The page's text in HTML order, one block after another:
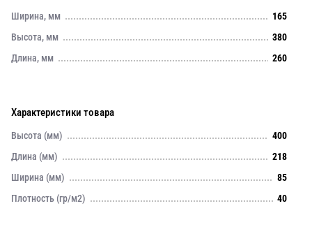
Ширина, мм
165
Высота, мм
380
Длина, мм
260
Характеристики товара
Высота (мм)
400
Длина (мм)
218
Ширина (мм)
85
Плотность (гр/м2)
40